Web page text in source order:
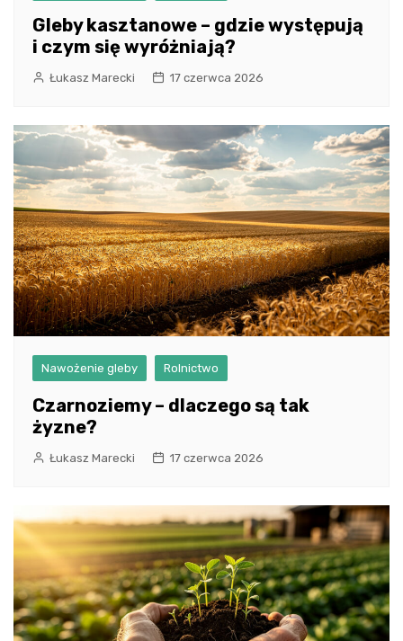
Gleby kasztanowe – gdzie występują
i czym się wyróżniają?
Łukasz Marecki 17 czerwca 2026
Nawożenie gleby Rolnictwo
Czarnoziemy – dlaczego są tak
żyzne?
Łukasz Marecki 17 czerwca 2026